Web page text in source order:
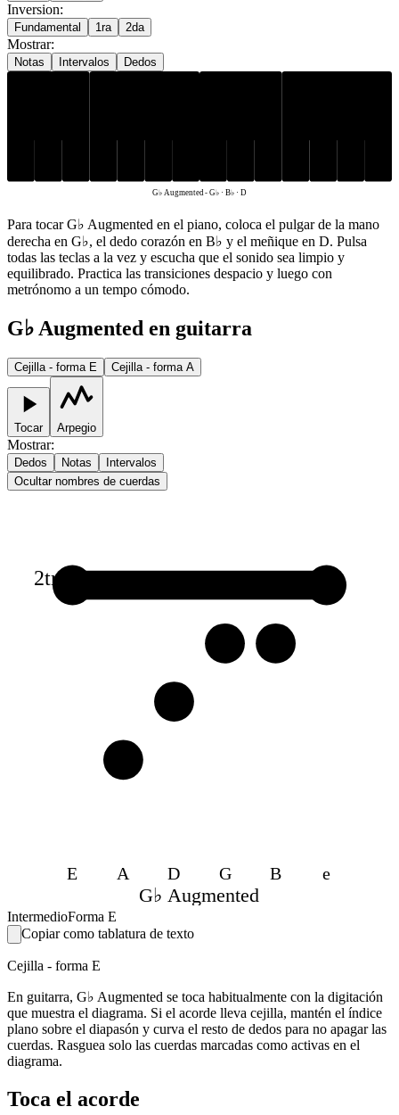
Inversion:
Fundamental 1ra 2da
Mostrar:
Notas Intervalos Dedos
G♭ Augmented -G♭ · B♭ · D
Para tocar G♭ Augmented en el piano, coloca el pulgar de la mano
derecha en G♭, el dedo corazón en B♭ y el meñique en D. Pulsa
todas las teclas a la vez y escucha que el sonido sea limpio y
equilibrado. Practica las transiciones despacio y luego con
metrónomo a un tempo cómodo.
G♭ Augmented en guitarra
Cejilla - forma E Cejilla - forma A
Tocar Arpegio
Mostrar:
Dedos Notas
Intervalos
Ocultar nombres de cuerdas
2tr
E A D G B e
G♭ Augmented
IntermedioForma E
Copiar como tablatura de texto
Cejilla - forma E
En guitarra, G♭ Augmented se toca habitualmente con la digitación
que muestra el diagrama. Si el acorde lleva cejilla, mantén el índice
plano sobre el diapasón y curva el resto de dedos para no apagar las
cuerdas. Rasguea solo las cuerdas marcadas como activas en el
diagrama.
Toca el acorde